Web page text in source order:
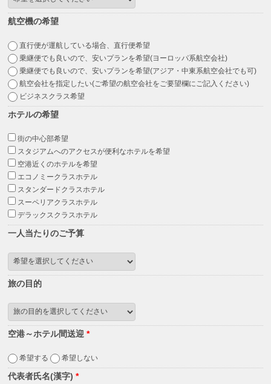
航空機の希望
直行便が運航している場合、直行便希望
乗継便でも良いので、安いプランを希望(ヨーロッパ系航空会社)
乗継便でも良いので、安いプランを希望(アジア・中東系航空会社でも可)
航空会社を指定したい(ご希望の航空会社をご要望欄にご記入ください)
ビジネスクラス希望
ホテルの希望
街の中心部希望
スタジアムへのアクセスが便利なホテルを希望
空港近くのホテルを希望
エコノミークラスホテル
スタンダードクラスホテル
スーペリアクラスホテル
デラックスクラスホテル
一人当たりのご予算
旅の目的
空港～ホテル間送迎*
希望する 希望しない
代表者氏名(漢字)*